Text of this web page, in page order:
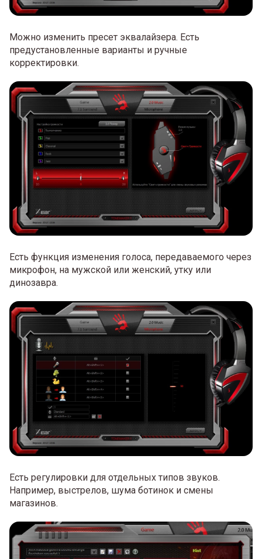
Можно изменить пресет эквалайзера. Есть
предустановленные варианты и ручные
корректировки.
Есть функция изменения голоса, передаваемого через
микрофон, на мужской или женский, утку или
динозавра.
Есть регулировки для отдельных типов звуков.
Например, выстрелов, шума ботинок и смены
магазинов.